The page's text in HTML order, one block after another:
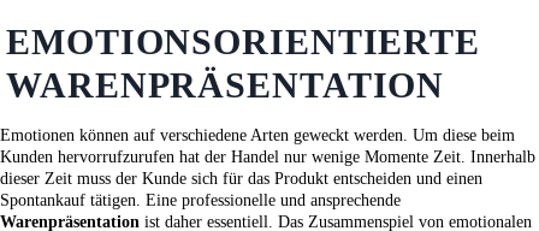
EMOTIONSORIENTIERTE
WARENPRÄSENTATION
Emotionen können auf verschiedene Arten geweckt werden. Um diese beim
Kunden hervorrufzurufen hat der Handel nur wenige Momente Zeit. Innerhalb
dieser Zeit muss der Kunde sich für das Produkt entscheiden und einen
Spontankauf tätigen. Eine professionelle und ansprechende
Warenpräsentation ist daher essentiell. Das Zusammenspiel von emotionalen